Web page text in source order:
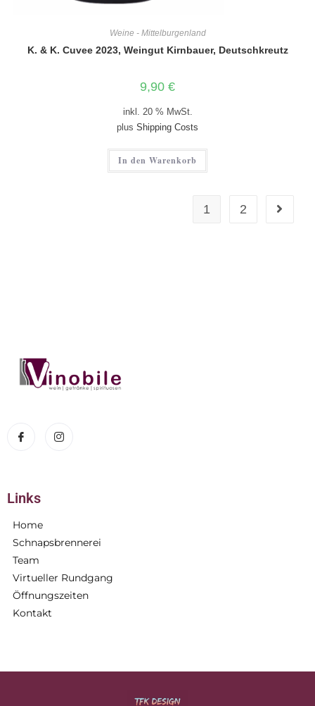
Weine - Mittelburgenland
K. & K. Cuvee 2023, Weingut Kirnbauer, Deutschkreutz
9,90 €
inkl. 20 % MwSt.
plus Shipping Costs
In den Warenkorb
1 2
Links
Home
Schnapsbrennerei
Team
Virtueller Rundgang
Öffnungszeiten
Kontakt